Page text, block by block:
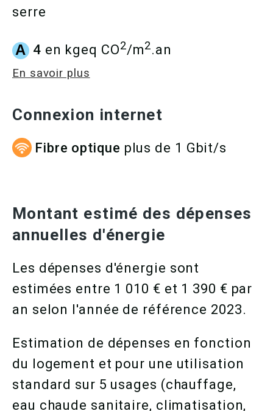
serre
A 4 en kgeq CO2/m2.an
En savoir plus
Connexion internet
Fibre optique plus de 1 Gbit/s
Montant estimé des dépenses
annuelles d'énergie
Les dépenses d'énergie sont
estimées entre 1 010 € et 1 390 € par
an selon l'année de référence 2023.
Estimation de dépenses en fonction
du logement et pour une utilisation
standard sur 5 usages (chauffage,
eau chaude sanitaire, climatisation,